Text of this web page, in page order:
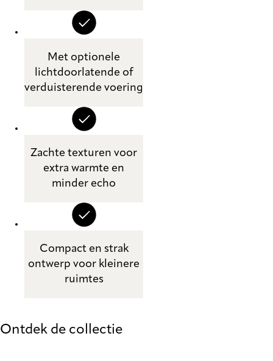
Met optionele
lichtdoorlatende of
verduisterende voering
Zachte texturen voor
extra warmte en
minder echo
Compact en strak
ontwerp voor kleinere
ruimtes
Ontdek de collectie